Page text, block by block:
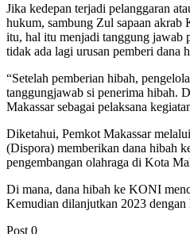
Jika kedepan terjadi pelanggaran
hukum, sambung Zul sapaan akrab
itu, hal itu menjadi tanggung jawab
tidak ada lagi urusan pemberi dana
“Setelah pemberian hibah,
tanggungjawab si penerima hibah.
Makassar sebagai pelaksana
Diketahui, Pemkot Makassar
(Dispora) memberikan dana hibah
pengembangan olahraga di Kota
Di mana, dana hibah ke KONI
Kemudian dilanjutkan 2023
Post 0